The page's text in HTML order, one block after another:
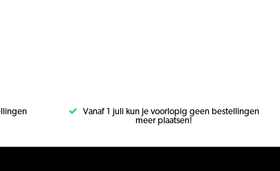
Vanaf 1 juli kun je voorlopig geen bestellingen
meer plaatsen!